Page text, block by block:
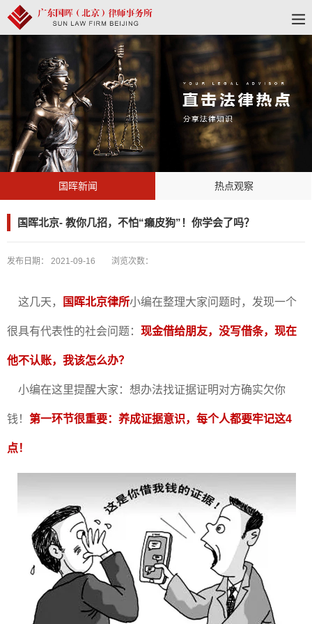
国晖新闻 热点观察
国晖北京- 教你几招，不怕“癞皮狗”！你学会了吗？
发布日期： 2021-09-16 浏览次数：
这几天， 国晖北京律所小编在整理大家问题时，发现一个
很具有代表性的社会问题： 现金借给朋友，没写借条，现在
他不认账，我该怎么办？
小编在这里提醒大家：想办法找证据证明对方确实欠你
钱！ 第一环节很重要：养成证据意识，每个人都要牢记这4
点！